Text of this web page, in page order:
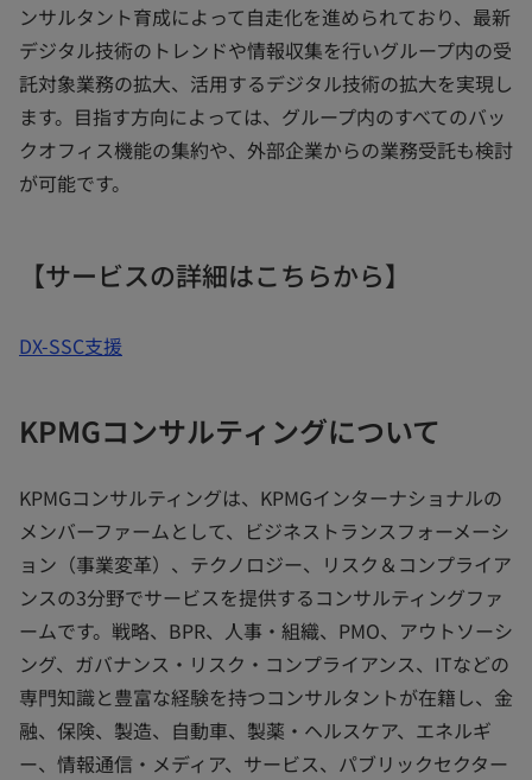
ンサルタント育成によって自走化を進められており、最新
デジタル技術のトレンドや情報収集を行いグループ内の受
託対象業務の拡大、活用するデジタル技術の拡大を実現し
ます。目指す方向によっては、グループ内のすべてのバッ
クオフィス機能の集約や、外部企業からの業務受託も検討
が可能です。
【サービスの詳細はこちらから】
DX-SSC支援
KPMGコンサルティングについて
KPMGコンサルティングは、KPMGインターナショナルの
メンバーファームとして、ビジネストランスフォーメーシ
ョン（事業変革）、テクノロジー、リスク＆コンプライア
ンスの3分野でサービスを提供するコンサルティングファ
ームです。戦略、BPR、人事・組織、PMO、アウトソーシ
ング、ガバナンス・リスク・コンプライアンス、ITなどの
専門知識と豊富な経験を持つコンサルタントが在籍し、金
融、保険、製造、自動車、製薬・ヘルスケア、エネルギ
ー、情報通信・メディア、サービス、パブリックセクター